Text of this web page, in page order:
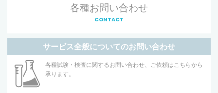
各種お問い合わせ
CONTACT
サービス全般についてのお問い合わせ
各種試験・検査に関するお問い合わせ、ご依頼はこちらから
承ります。